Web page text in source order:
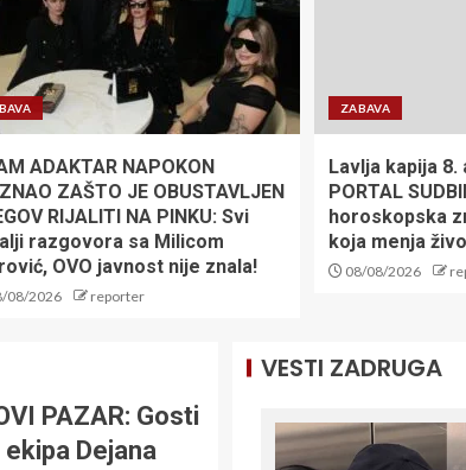
5
ADAKTAR NAPOKON
ZAŠTO JE OBUSTAVLJEN
RIJALITI NA PINKU: Svi
razgovora sa Milicom
OVO javnost nije znala!
08/2026 reporter
ZABAVA
Lavlja kapija
PORTAL
horoskopska
koja menja
08/08/2026
PAZAR: Gosti
Dejana
VESTI ZADRUGA